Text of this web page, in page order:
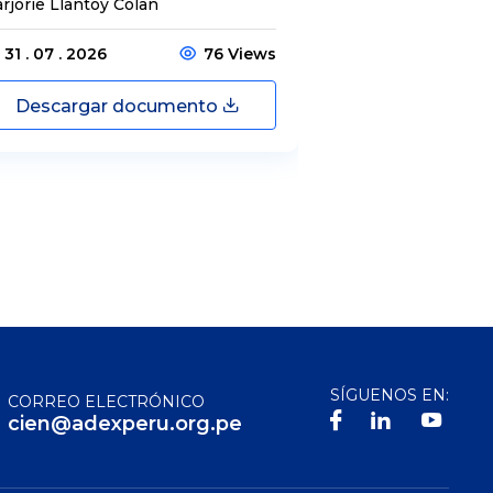
Llantoy Colan
31 . 07 . 2026 76 Views
Descargar documento
CORREO ELECTRÓNICO
cien@adexperu.org.pe
SÍGUENOS EN: